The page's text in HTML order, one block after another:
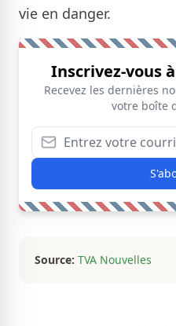
vie en danger.
Inscrivez-vous
Recevez les dernières
votre boîte
Source: TVA Nouvelles